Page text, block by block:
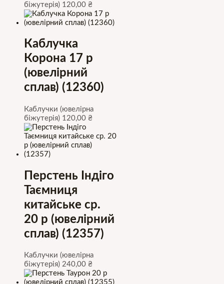
біжутерія) 120,00 ₴
Каблучка
Корона 17 р
(ювелірний
сплав) (12360)
Каблучки (ювелірна
біжутерія) 120,00 ₴
Перстень Індіго
Таємниця
китайське ср.
20 р (ювелірний
сплав) (12357)
Каблучки (ювелірна
біжутерія) 240,00 ₴